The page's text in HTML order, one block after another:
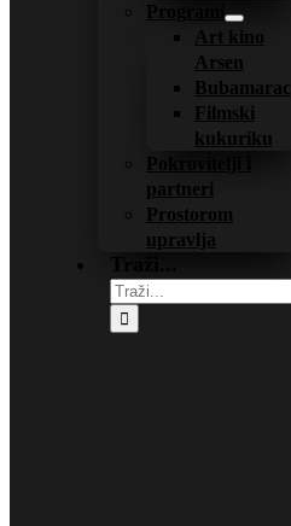
Programi
Art kino
Arsen
Bubamarac
Filmski
kukuriku
Pokrovitelji i
partneri
Prostorom
upravlja